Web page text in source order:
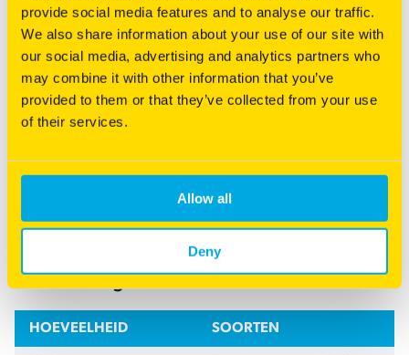
provide social media features and to analyse our traffic.
We also share information about your use of our site with
our social media, advertising and analytics partners who
may combine it with other information that you’ve
provided to them or that they’ve collected from your use
of their services.
Allow all
Deny
Vind een dealer bij u in de buurt
Samenstelling
HOEVEELHEID SOORTEN